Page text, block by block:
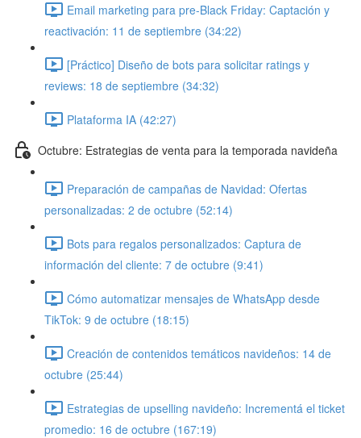
Email marketing para pre-Black Friday: Captación y
reactivación: 11 de septiembre (34:22)
[Práctico] Diseño de bots para solicitar ratings y
reviews: 18 de septiembre (34:32)
Plataforma IA (42:27)
Octubre: Estrategias de venta para la temporada navideña
Preparación de campañas de Navidad: Ofertas
personalizadas: 2 de octubre (52:14)
Bots para regalos personalizados: Captura de
información del cliente: 7 de octubre (9:41)
Cómo automatizar mensajes de WhatsApp desde
TikTok: 9 de octubre (18:15)
Creación de contenidos temáticos navideños: 14 de
octubre (25:44)
Estrategias de upselling navideño: Incrementá el ticket
promedio: 16 de octubre (167:19)